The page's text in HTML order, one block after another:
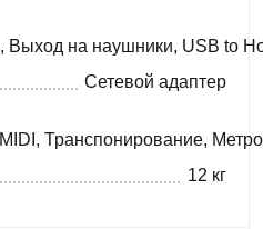
на наушники, USB to
Сетевой адаптер
Транспонирование,
12 кг